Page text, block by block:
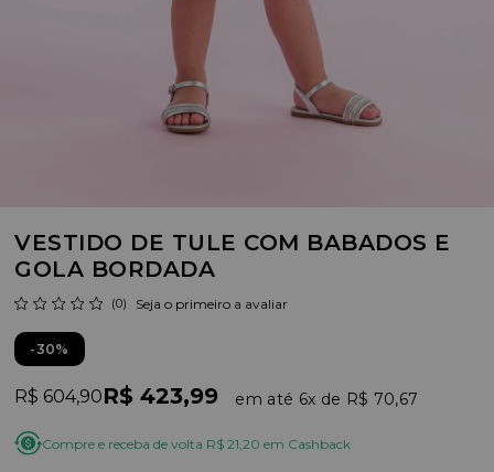
VESTIDO DE TULE COM BABADOS E
GOLA BORDADA
(0) Seja o primeiro a avaliar
30%
R$ 604,90R$ 423,99 6x R$ 70,67
Compre e receba de volta R$ 21,20 em Cashback